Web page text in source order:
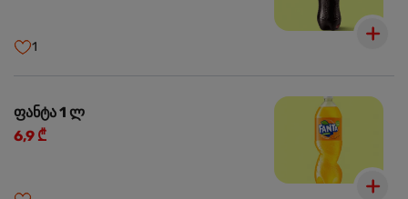
1
ფანტა 1 ლ
6,9 ₾